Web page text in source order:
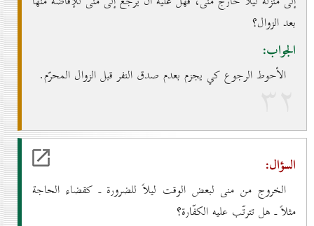
بعد الزوال؟
الجواب:
الأحوط الرجوع كي يجزم بعدم صدق النفر قبل الزوال المحرّم.
۳۲
السؤال:
الخروج من منى لبعض الوقت ليلاً للضرورة ـ كقضاء الحاجة
مثلاً ـ هل تترتّب عليه الكفّارة؟